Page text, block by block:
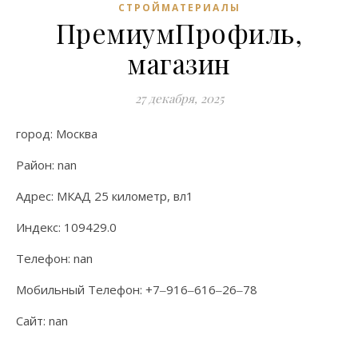
СТРОЙМАТЕРИАЛЫ
ПремиумПрофиль,
магазин
27 декабря, 2025
город: Москва
Район: nan
Адрес: МКАД 25 километр, вл1
Индекс: 109429.0
Телефон: nan
Мобильный Телефон: +7‒916‒616‒26‒78
Сайт: nan